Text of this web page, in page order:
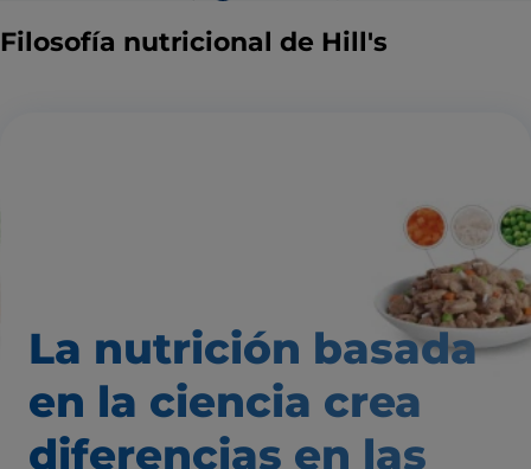
Filosofía nutricional de Hill's
La nutrición basada
en la ciencia crea
diferencias en las